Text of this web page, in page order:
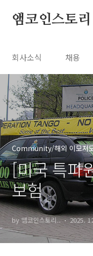
앰코인스토리
회사소식 채용
Community/해외 이모저
[미국 특파
보험
by 앰코인스토리.. 2025.